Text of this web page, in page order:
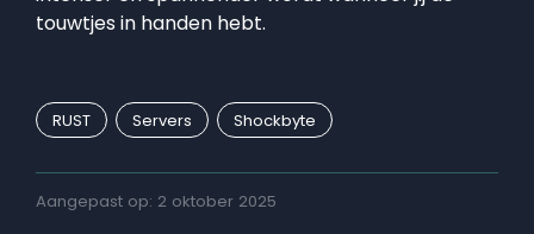
touwtjes in handen hebt.
RUST Servers Shockbyte
Aangepast op: 2 oktober 2025